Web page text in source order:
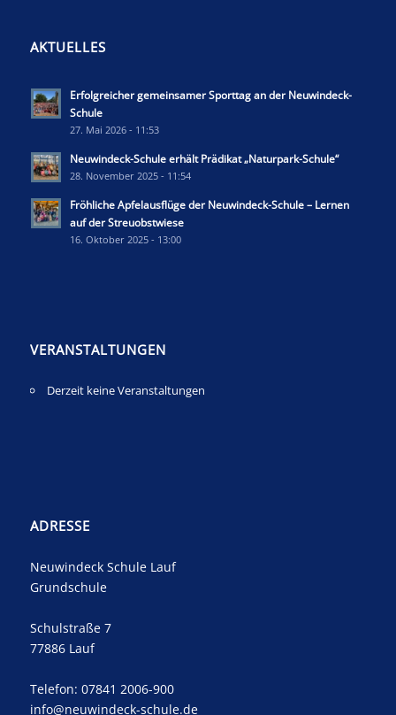
AKTUELLES
Erfolgreicher gemeinsamer Sporttag an der Neuwindeck-
Schule
27. Mai 2026 - 11:53
Neuwindeck-Schule erhält Prädikat „Naturpark-Schule“
28. November 2025 - 11:54
Fröhliche Apfelausflüge der Neuwindeck-Schule – Lernen
auf der Streuobstwiese
16. Oktober 2025 - 13:00
VERANSTALTUNGEN
Derzeit keine Veranstaltungen
ADRESSE
Neuwindeck Schule Lauf
Grundschule
Schulstraße 7
77886 Lauf
Telefon: 07841 2006-900
info@neuwindeck-schule.de